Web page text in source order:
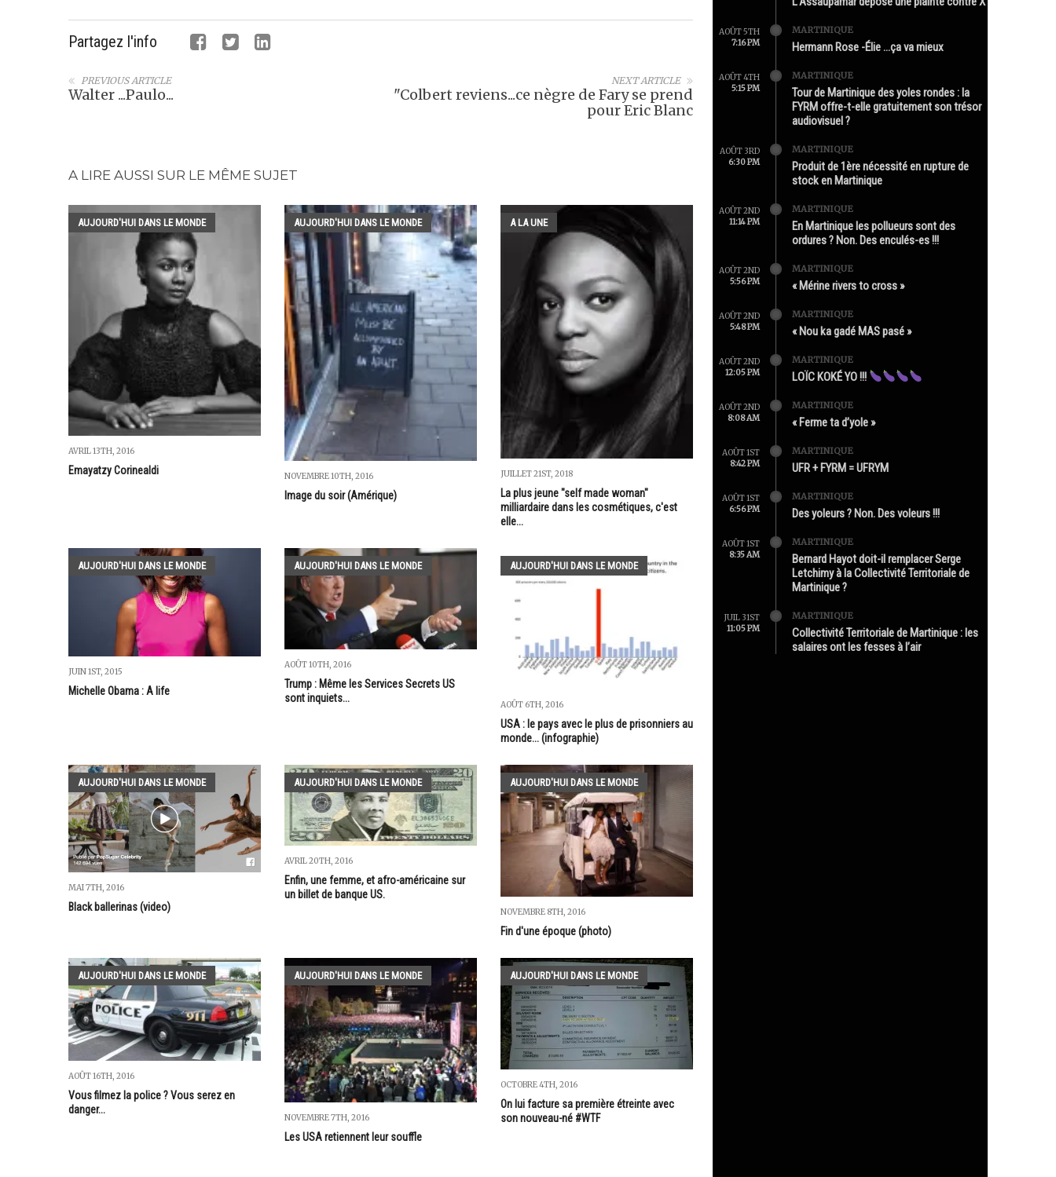
Partagez l'info
NEXT ARTICLE
"Colbert reviens...ce nègre de Fary se prend
pour Eric Blanc
PREVIOUS ARTICLE
Walter ...Paulo...
A LIRE AUSSI SUR LE MÊME SUJET
AUJOURD'HUI DANS LE MONDE
AVRIL 13TH, 2016
Emayatzy Corinealdi
AUJOURD'HUI DANS LE MONDE
NOVEMBRE 10TH, 2016
Image du soir (Amérique)
A LA UNE
JUILLET 21ST, 2018
La plus jeune "self made woman"
milliardaire dans les cosmétiques, c'est
elle...
AUJOURD'HUI DANS LE MONDE
JUIN 1ST, 2015
Michelle Obama : A life
AUJOURD'HUI DANS LE MONDE
AOÛT 10TH, 2016
Trump : Même les Services Secrets US
sont inquiets...
AUJOURD'HUI DANS LE MONDE
AOÛT 6TH, 2016
USA : le pays avec le plus de prisonniers au
monde... (infographie)
AUJOURD'HUI DANS LE MONDE
MAI 7TH, 2016
Black ballerinas (video)
AUJOURD'HUI DANS LE MONDE
AVRIL 20TH, 2016
Enfin, une femme, et afro-américaine sur
un billet de banque US.
AUJOURD'HUI DANS LE MONDE
NOVEMBRE 8TH, 2016
Fin d'une époque (photo)
AUJOURD'HUI DANS LE MONDE
AOÛT 16TH, 2016
Vous filmez la police ? Vous serez en
danger...
AUJOURD'HUI DANS LE MONDE
NOVEMBRE 7TH, 2016
Les USA retiennent leur souffle
AUJOURD'HUI DANS LE MONDE
OCTOBRE 4TH, 2016
On lui facture sa première étreinte avec
son nouveau-né #WTF
AOÛT 5TH
7:16 PM
MARTINIQUE
Hermann Rose -Élie …ça va mieux
AOÛT 4TH
5:15 PM
MARTINIQUE
Tour de Martinique des yoles rondes : la
FYRM offre-t-elle gratuitement son trésor
audiovisuel ?
AOÛT 3RD
6:30 PM
MARTINIQUE
Produit de 1ère nécessité en rupture de
stock en Martinique
AOÛT 2ND
11:14 PM
MARTINIQUE
En Martinique les pollueurs sont des
ordures ? Non. Des enculés-es !!!
AOÛT 2ND
5:56 PM
MARTINIQUE
« Mérine rivers to cross »
AOÛT 2ND
5:48 PM
MARTINIQUE
« Nou ka gadé MAS pasé »
AOÛT 2ND
12:05 PM
MARTINIQUE
LOÏC KOKÉ YO !!!
AOÛT 2ND
8:08 AM
MARTINIQUE
« Ferme ta d’yole »
AOÛT 1ST
8:42 PM
MARTINIQUE
UFR + FYRM = UFRYM
AOÛT 1ST
6:56 PM
MARTINIQUE
Des yoleurs ? Non. Des voleurs !!!
AOÛT 1ST
8:35 AM
MARTINIQUE
Bernard Hayot doit-il remplacer Serge
Letchimy à la Collectivité Territoriale de
Martinique ?
JUIL 31ST
11:05 PM
MARTINIQUE
Collectivité Territoriale de Martinique : les
salaires ont les fesses à l’air